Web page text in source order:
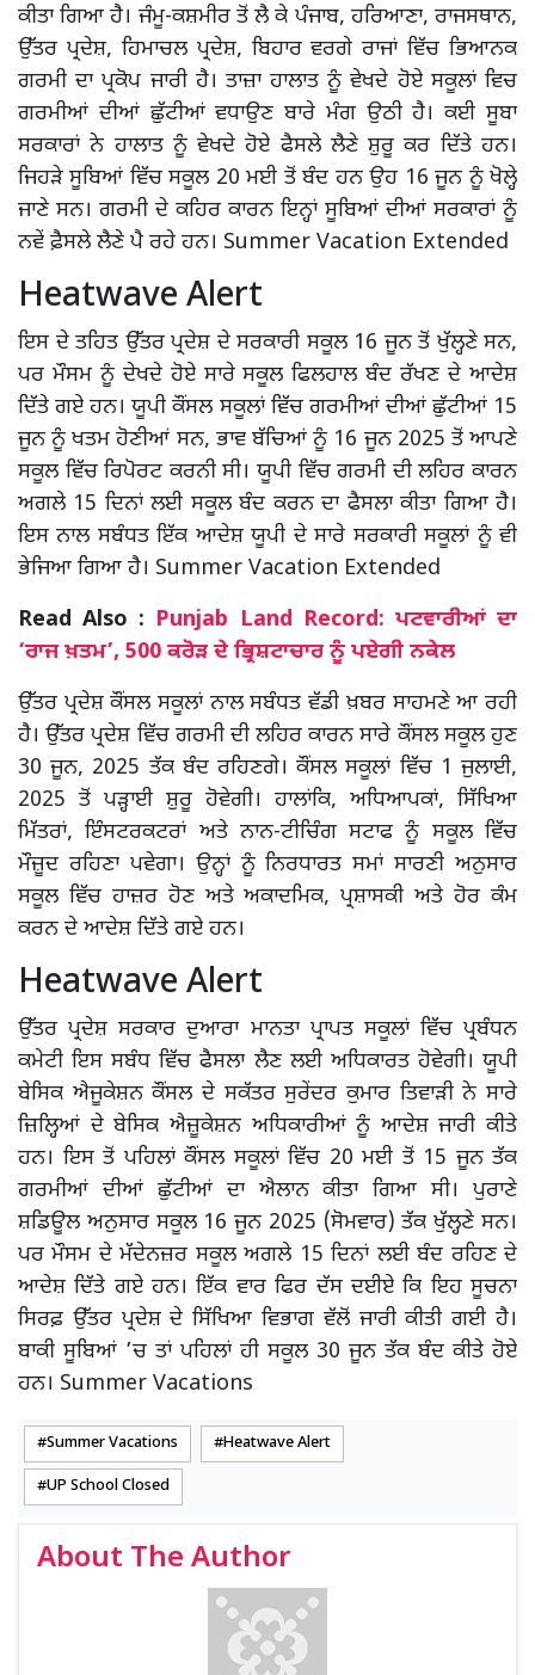
ਕੀਤਾ ਗਿਆ ਹੈ। ਜੰਮੂ-ਕਸ਼ਮੀਰ ਤੋਂ ਲੈ ਕੇ ਪੰਜਾਬ, ਹਰਿਆਣਾ, ਰਾਜਸਥਾਨ,
ਉੱਤਰ ਪ੍ਰਦੇਸ਼, ਹਿਮਾਚਲ ਪ੍ਰਦੇਸ਼, ਬਿਹਾਰ ਵਰਗੇ ਰਾਜਾਂ ਵਿੱਚ ਭਿਆਨਕ
ਗਰਮੀ ਦਾ ਪ੍ਰਕੋਪ ਜਾਰੀ ਹੈ। ਤਾਜ਼ਾ ਹਾਲਾਤ ਨੂੰ ਵੇਖਦੇ ਹੋਏ ਸਕੂਲਾਂ ਵਿਚ
ਗਰਮੀਆਂ ਦੀਆਂ ਛੁੱਟੀਆਂ ਵਧਾਉਣ ਬਾਰੇ ਮੰਗ ਉਠੀ ਹੈ। ਕਈ ਸੂਬਾ
ਸਰਕਾਰਾਂ ਨੇ ਹਾਲਾਤ ਨੂੰ ਵੇਖਦੇ ਹੋਏ ਫੈਸਲੇ ਲੈਣੇ ਸ਼ੁਰੂ ਕਰ ਦਿੱਤੇ ਹਨ।
ਜਿਹੜੇ ਸੂਬਿਆਂ ਵਿੱਚ ਸਕੂਲ 20 ਮਈ ਤੋਂ ਬੰਦ ਹਨ ਉਹ 16 ਜੂਨ ਨੂੰ ਖੋਲ੍ਹੇ
ਜਾਣੇ ਸਨ। ਗਰਮੀ ਦੇ ਕਹਿਰ ਕਾਰਨ ਇਨ੍ਹਾਂ ਸੂਬਿਆਂ ਦੀਆਂ ਸਰਕਾਰਾਂ ਨੂੰ
ਨਵੇਂ ਫ਼ੈਸਲੇ ਲੈਣੇ ਪੈ ਰਹੇ ਹਨ। Summer Vacation Extended
Heatwave Alert
ਇਸ ਦੇ ਤਹਿਤ ਉੱਤਰ ਪ੍ਰਦੇਸ਼ ਦੇ ਸਰਕਾਰੀ ਸਕੂਲ 16 ਜੂਨ ਤੋਂ ਖੁੱਲ੍ਹਣੇ ਸਨ,
ਪਰ ਮੌਸਮ ਨੂੰ ਦੇਖਦੇ ਹੋਏ ਸਾਰੇ ਸਕੂਲ ਫਿਲਹਾਲ ਬੰਦ ਰੱਖਣ ਦੇ ਆਦੇਸ਼
ਦਿੱਤੇ ਗਏ ਹਨ। ਯੂਪੀ ਕੌਂਸਲ ਸਕੂਲਾਂ ਵਿੱਚ ਗਰਮੀਆਂ ਦੀਆਂ ਛੁੱਟੀਆਂ 15
ਜੂਨ ਨੂੰ ਖਤਮ ਹੋਣੀਆਂ ਸਨ, ਭਾਵ ਬੱਚਿਆਂ ਨੂੰ 16 ਜੂਨ 2025 ਤੋਂ ਆਪਣੇ
ਸਕੂਲ ਵਿੱਚ ਰਿਪੋਰਟ ਕਰਨੀ ਸੀ। ਯੂਪੀ ਵਿੱਚ ਗਰਮੀ ਦੀ ਲਹਿਰ ਕਾਰਨ
ਅਗਲੇ 15 ਦਿਨਾਂ ਲਈ ਸਕੂਲ ਬੰਦ ਕਰਨ ਦਾ ਫੈਸਲਾ ਕੀਤਾ ਗਿਆ ਹੈ।
ਇਸ ਨਾਲ ਸਬੰਧਤ ਇੱਕ ਆਦੇਸ਼ ਯੂਪੀ ਦੇ ਸਾਰੇ ਸਰਕਾਰੀ ਸਕੂਲਾਂ ਨੂੰ ਵੀ
ਭੇਜਿਆ ਗਿਆ ਹੈ। Summer Vacation Extended
Read Also : Punjab Land Record: ਪਟਵਾਰੀਆਂ ਦਾ
‘ਰਾਜ ਖ਼ਤਮ’, 500 ਕਰੋੜ ਦੇ ਭ੍ਰਿਸ਼ਟਾਚਾਰ ਨੂੰ ਪਏਗੀ ਨਕੇਲ
ਉੱਤਰ ਪ੍ਰਦੇਸ਼ ਕੌਂਸਲ ਸਕੂਲਾਂ ਨਾਲ ਸਬੰਧਤ ਵੱਡੀ ਖ਼ਬਰ ਸਾਹਮਣੇ ਆ ਰਹੀ
ਹੈ। ਉੱਤਰ ਪ੍ਰਦੇਸ਼ ਵਿੱਚ ਗਰਮੀ ਦੀ ਲਹਿਰ ਕਾਰਨ ਸਾਰੇ ਕੌਂਸਲ ਸਕੂਲ ਹੁਣ
30 ਜੂਨ, 2025 ਤੱਕ ਬੰਦ ਰਹਿਣਗੇ। ਕੌਂਸਲ ਸਕੂਲਾਂ ਵਿੱਚ 1 ਜੁਲਾਈ,
2025 ਤੋਂ ਪੜ੍ਹਾਈ ਸ਼ੁਰੂ ਹੋਵੇਗੀ। ਹਾਲਾਂਕਿ, ਅਧਿਆਪਕਾਂ, ਸਿੱਖਿਆ
ਮਿੱਤਰਾਂ, ਇੰਸਟਰਕਟਰਾਂ ਅਤੇ ਨਾਨ-ਟੀਚਿੰਗ ਸਟਾਫ ਨੂੰ ਸਕੂਲ ਵਿੱਚ
ਮੌਜ਼ੂਦ ਰਹਿਣਾ ਪਵੇਗਾ। ਉਨ੍ਹਾਂ ਨੂੰ ਨਿਰਧਾਰਤ ਸਮਾਂ ਸਾਰਣੀ ਅਨੁਸਾਰ
ਸਕੂਲ ਵਿੱਚ ਹਾਜ਼ਰ ਹੋਣ ਅਤੇ ਅਕਾਦਮਿਕ, ਪ੍ਰਸ਼ਾਸਕੀ ਅਤੇ ਹੋਰ ਕੰਮ
ਕਰਨ ਦੇ ਆਦੇਸ਼ ਦਿੱਤੇ ਗਏ ਹਨ।
Heatwave Alert
ਉੱਤਰ ਪ੍ਰਦੇਸ਼ ਸਰਕਾਰ ਦੁਆਰਾ ਮਾਨਤਾ ਪ੍ਰਾਪਤ ਸਕੂਲਾਂ ਵਿੱਚ ਪ੍ਰਬੰਧਨ
ਕਮੇਟੀ ਇਸ ਸਬੰਧ ਵਿੱਚ ਫੈਸਲਾ ਲੈਣ ਲਈ ਅਧਿਕਾਰਤ ਹੋਵੇਗੀ। ਯੂਪੀ
ਬੇਸਿਕ ਐਜੂਕੇਸ਼ਨ ਕੌਂਸਲ ਦੇ ਸਕੱਤਰ ਸੁਰੇਂਦਰ ਕੁਮਾਰ ਤਿਵਾੜੀ ਨੇ ਸਾਰੇ
ਜ਼ਿਲ੍ਹਿਆਂ ਦੇ ਬੇਸਿਕ ਐਜ਼ੂਕੇਸ਼ਨ ਅਧਿਕਾਰੀਆਂ ਨੂੰ ਆਦੇਸ਼ ਜਾਰੀ ਕੀਤੇ
ਹਨ। ਇਸ ਤੋਂ ਪਹਿਲਾਂ ਕੌਂਸਲ ਸਕੂਲਾਂ ਵਿੱਚ 20 ਮਈ ਤੋਂ 15 ਜੂਨ ਤੱਕ
ਗਰਮੀਆਂ ਦੀਆਂ ਛੁੱਟੀਆਂ ਦਾ ਐਲਾਨ ਕੀਤਾ ਗਿਆ ਸੀ। ਪੁਰਾਣੇ
ਸ਼ਡਿਊਲ ਅਨੁਸਾਰ ਸਕੂਲ 16 ਜੂਨ 2025 (ਸੋਮਵਾਰ) ਤੱਕ ਖੁੱਲ੍ਹਣੇ ਸਨ।
ਪਰ ਮੌਸਮ ਦੇ ਮੱਦੇਨਜ਼ਰ ਸਕੂਲ ਅਗਲੇ 15 ਦਿਨਾਂ ਲਈ ਬੰਦ ਰਹਿਣ ਦੇ
ਆਦੇਸ਼ ਦਿੱਤੇ ਗਏ ਹਨ। ਇੱਕ ਵਾਰ ਫਿਰ ਦੱਸ ਦਈਏ ਕਿ ਇਹ ਸੂਚਨਾ
ਸਿਰਫ਼ ਉੱਤਰ ਪ੍ਰਦੇਸ਼ ਦੇ ਸਿੱਖਿਆ ਵਿਭਾਗ ਵੱਲੋਂ ਜਾਰੀ ਕੀਤੀ ਗਈ ਹੈ।
ਬਾਕੀ ਸੂਬਿਆਂ ’ਚ ਤਾਂ ਪਹਿਲਾਂ ਹੀ ਸਕੂਲ 30 ਜੂਨ ਤੱਕ ਬੰਦ ਕੀਤੇ ਹੋਏ
ਹਨ। Summer Vacations
Summer Vacations Heatwave Alert
UP School Closed
About The Author